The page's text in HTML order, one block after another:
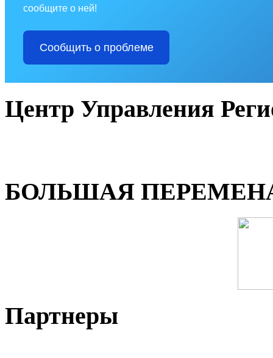
сообщите о ней!
Сообщить о проблеме
Центр Управления
БОЛЬШАЯ
Партнеры